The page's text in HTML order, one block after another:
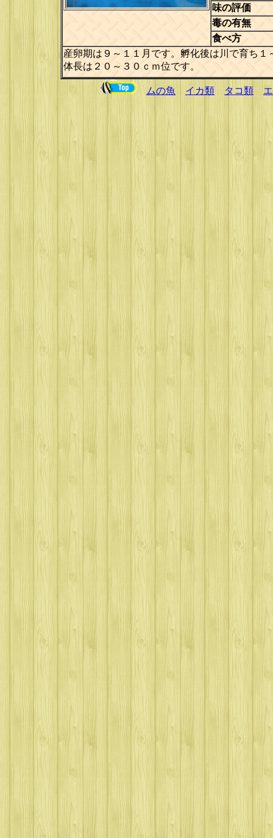
味の評価
毒の有無
食べ方
産卵期は９～１１月です。孵化後は川で育ち１
体長は２０～３０ｃｍ位です。
ムの魚 イカ類 タコ類